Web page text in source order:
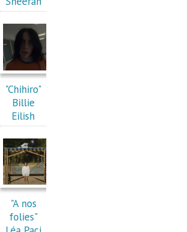
"Chihiro"
Billie
Eilish
"A nos
folies"